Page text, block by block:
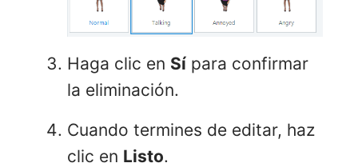
Haga clic en Sí para confirmar
la eliminación.
Cuando termines de editar, haz
clic en Listo.